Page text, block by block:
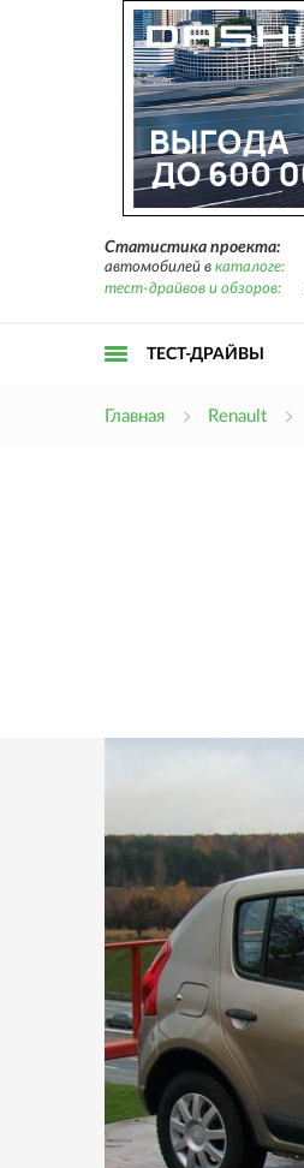
Статистика проекта:
автомобилей в каталоге:
тест-драйвов и обзоров:
ТЕСТ-ДРАЙВЫ
Главная Renault